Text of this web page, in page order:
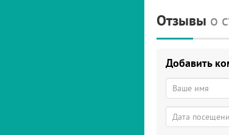
Отзывы о
Добавить